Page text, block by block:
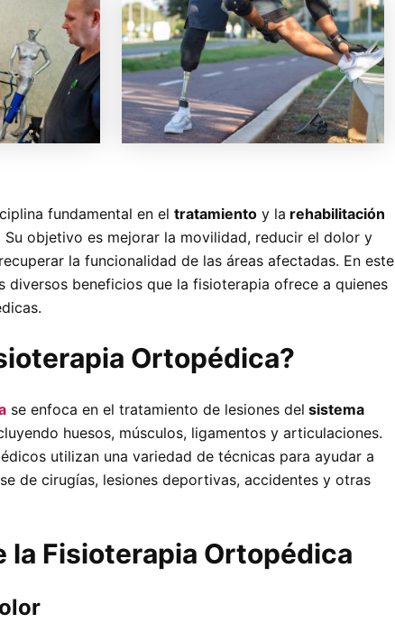
fundamental en el tratamiento y la rehabilitación
Su objetivo es mejorar la movilidad, reducir el dolor y
la funcionalidad de las áreas afectadas. En este
diversos beneficios que la fisioterapia ofrece a quienes
Ortopédica?
se enfoca en el tratamiento de lesiones del sistema
huesos, músculos, ligamentos y articulaciones.
utilizan una variedad de técnicas para ayudar a
de cirugías, lesiones deportivas, accidentes y otras
la Fisioterapia Ortopédica